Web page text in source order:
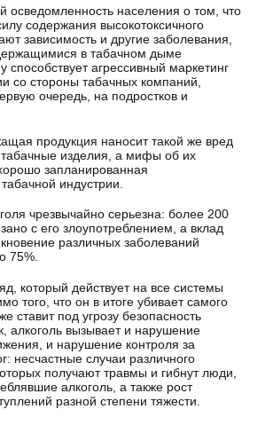
осведомленность населения о том, что
содержания высокотоксичного
зависимость и другие заболевания,
в табачном дыме
способствует агрессивный маркетинг
со стороны табачных компаний,
очередь, на подростков и
продукция наносит такой же вред
табачные изделия, а мифы об их
запланированная
индустрии.
чрезвычайно серьезна: более 200
с его злоупотреблением, а вклад
различных заболеваний
75%.
который действует на все системы
того, что он в итоге убивает самого
ставит под угрозу безопасность
алкоголь вызывает и нарушение
и нарушение контроля за
несчастные случаи различного
получают травмы и гибнут люди,
алкоголь, а также рост
разной степени тяжести.